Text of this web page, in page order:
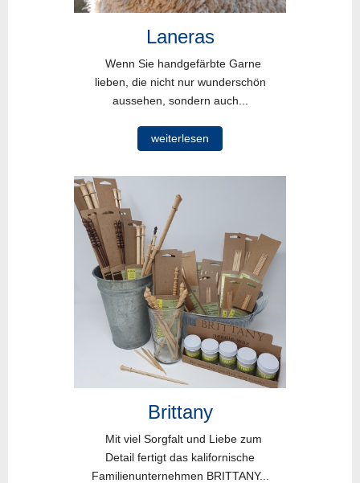
Laneras
Wenn Sie handgefärbte Garne
lieben, die nicht nur wunderschön
aussehen, sondern auch...
weiterlesen
Brittany
Mit viel Sorgfalt und Liebe zum
Detail fertigt das kalifornische
Familienunternehmen BRITTANY...